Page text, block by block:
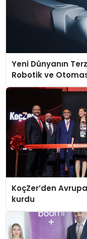
Yeni Dünyanın
Robotik ve
araya geliyor
KoçZer’den
kurdu